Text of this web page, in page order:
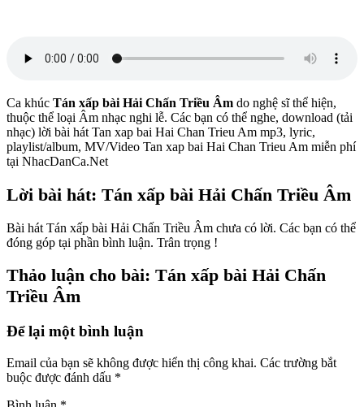
Ca khúc Tán xấp bài Hải Chấn Triều Âm do nghệ sĩthể hiện,
thuộc thể loại Âm nhạc nghi lễ. Các bạn có thể nghe, download (tải
nhạc) lời bài hát Tan xap bai Hai Chan Trieu Am mp3, lyric,
playlist/album, MV/Video Tan xap bai Hai Chan Trieu Am miễn phí
tại NhacDanCa.Net
Lời bài hát: Tán xấp bài Hải Chấn Triều Âm
Bài hát Tán xấp bài Hải Chấn Triều Âm chưa có lời. Các bạn có thể
đóng góp tại phần bình luận. Trân trọng !
Thảo luận cho bài: Tán xấp bài Hải Chấn
Triều Âm
Để lại một bình luận
Email của bạn sẽ không được hiển thị công khai. Các trường bắt
buộc được đánh dấu *